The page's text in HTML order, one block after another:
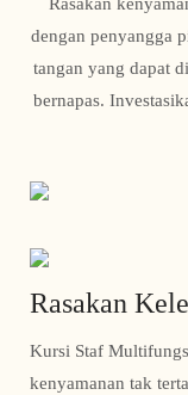
dengan penyangga
tangan yang dapat
bernapas.
Rasakan
Kursi Staf
kenyamanan tak